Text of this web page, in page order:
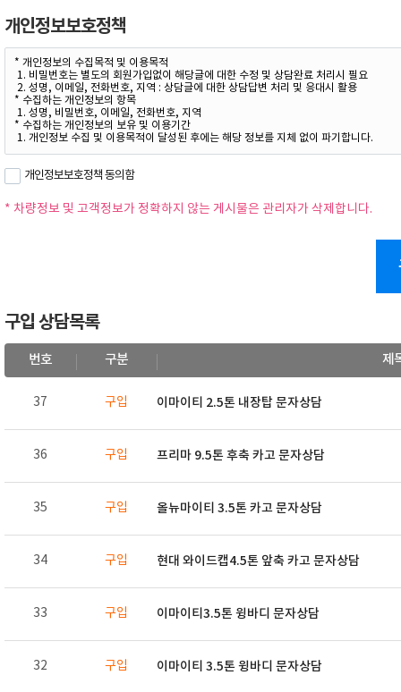
개인정보보호정책
개인정보보호정책 동의함
* 차량정보 및 고객정보가 정확하지 않는 게시물은 관리자가 삭제합니다.
구입 상담목록
번호 구분 제
37 구입 이마이티 2.5톤 내장탑 문자상담
36 구입 프리마 9.5톤 후축 카고 문자상담
35 구입 올뉴마이티 3.5톤 카고 문자상담
34 구입 현대 와이드캡4.5톤 앞축 카고 문자상담
33 구입 이마이티3.5톤 윙바디 문자상담
32 구입 이마이티 3.5톤 윙바디 문자상담